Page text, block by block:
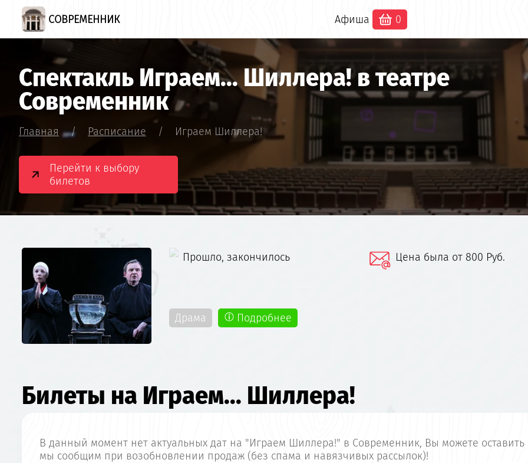
СОВРЕМЕННИК Афиша 0
Спектакль Играем... Шиллера! в театре
Современник
Главная / Расписание / Играем Шиллера!
Перейти к выбору
билетов
Прошло, закончилось Цена была от 800 Руб.
Драма
Подробнее
Билеты на Играем... Шиллера!
В данный момент нет актуальных дат на "Играем Шиллера!" в Современник, Вы можете оставить
мы сообщим при возобновлении продаж (без спама и навязчивых рассылок)!